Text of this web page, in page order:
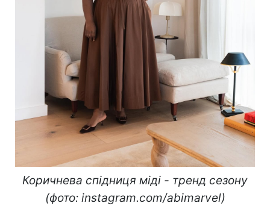
Коричнева спідниця міді - тренд сезону
(фото: instagram.com/abimarvel)